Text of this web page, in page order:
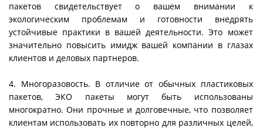
пакетов свидетельствует о вашем внимании к
экологическим проблемам и готовности внедрять
устойчивые практики в вашей деятельности. Это может
значительно повысить имидж вашей компании в глазах
клиентов и деловых партнеров.
4. Многоразовость. В отличие от обычных пластиковых
пакетов, ЭКО пакеты могут быть использованы
многократно. Они прочные и долговечные, что позволяет
клиентам использовать их повторно для различных целей,